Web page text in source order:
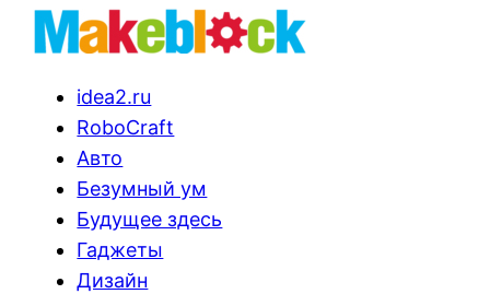
idea2.ru
RoboCraft
Авто
Безумный ум
Будущее здесь
Гаджеты
Дизайн